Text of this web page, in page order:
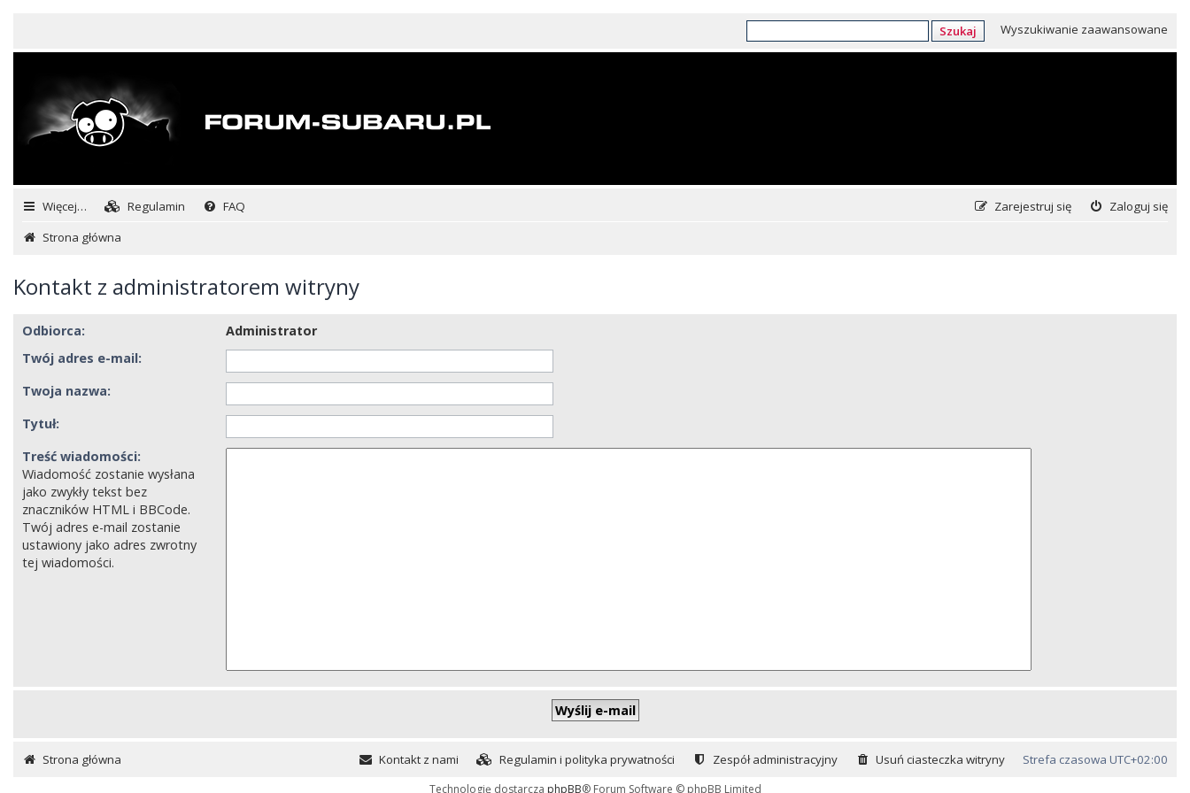
Szukaj Wyszukiwanie zaawansowane
Więcej… Regulamin FAQ Zaloguj się
Zarejestruj się
Strona główna
Kontakt z administratorem witryny
Odbiorca:
Administrator
Twój adres e-mail:
Twoja nazwa:
Tytuł:
Treść wiadomości:
Wiadomość zostanie wysłana
jako zwykły tekst bez
znaczników HTML i BBCode.
Twój adres e-mail zostanie
ustawiony jako adres zwrotny
tej wiadomości.
Strona główna Strefa czasowa UTC+02:00
Usuń ciasteczka witryny
Zespół administracyjny
Regulamin i polityka prywatności
Kontakt z nami
Technologię dostarcza phpBB® Forum Software © phpBB Limited